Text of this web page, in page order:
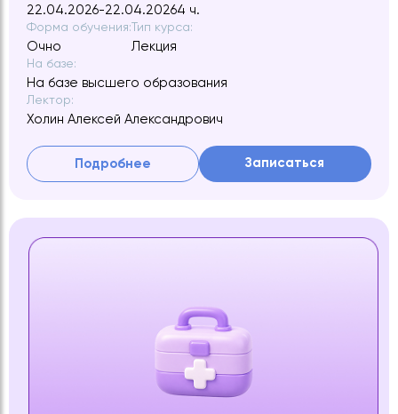
22.04.2026-22.04.20264 ч.
Форма обучения:
Очно
Тип курса:
Лекция
На базе:
На базе высшего образования
Лектор:
Холин Алексей Александрович
Подробнее Записаться